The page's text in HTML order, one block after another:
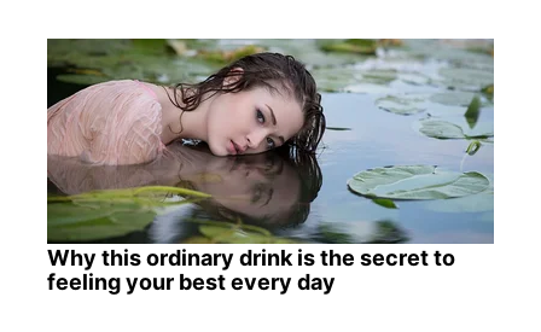
Why this ordinary drink is the secret to
feeling your best every day